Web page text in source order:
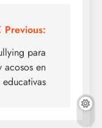
Previous:
para
acosos en